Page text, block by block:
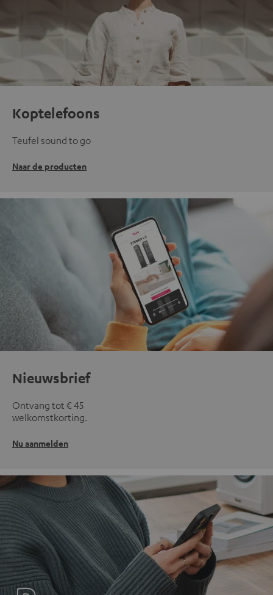
Koptelefoons
Teufel sound to go
Naar de producten
Nieuwsbrief
Ontvang tot € 45
welkomstkorting.
Nu aanmelden